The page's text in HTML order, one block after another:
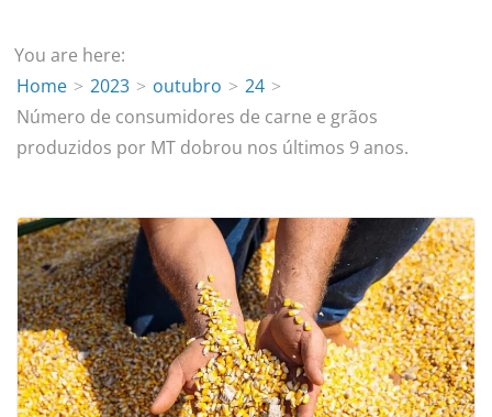
You are here:
Home
2023 outubro
24
Número de consumidores de carne e grãos
produzidos por MT dobrou nos últimos 9 anos.